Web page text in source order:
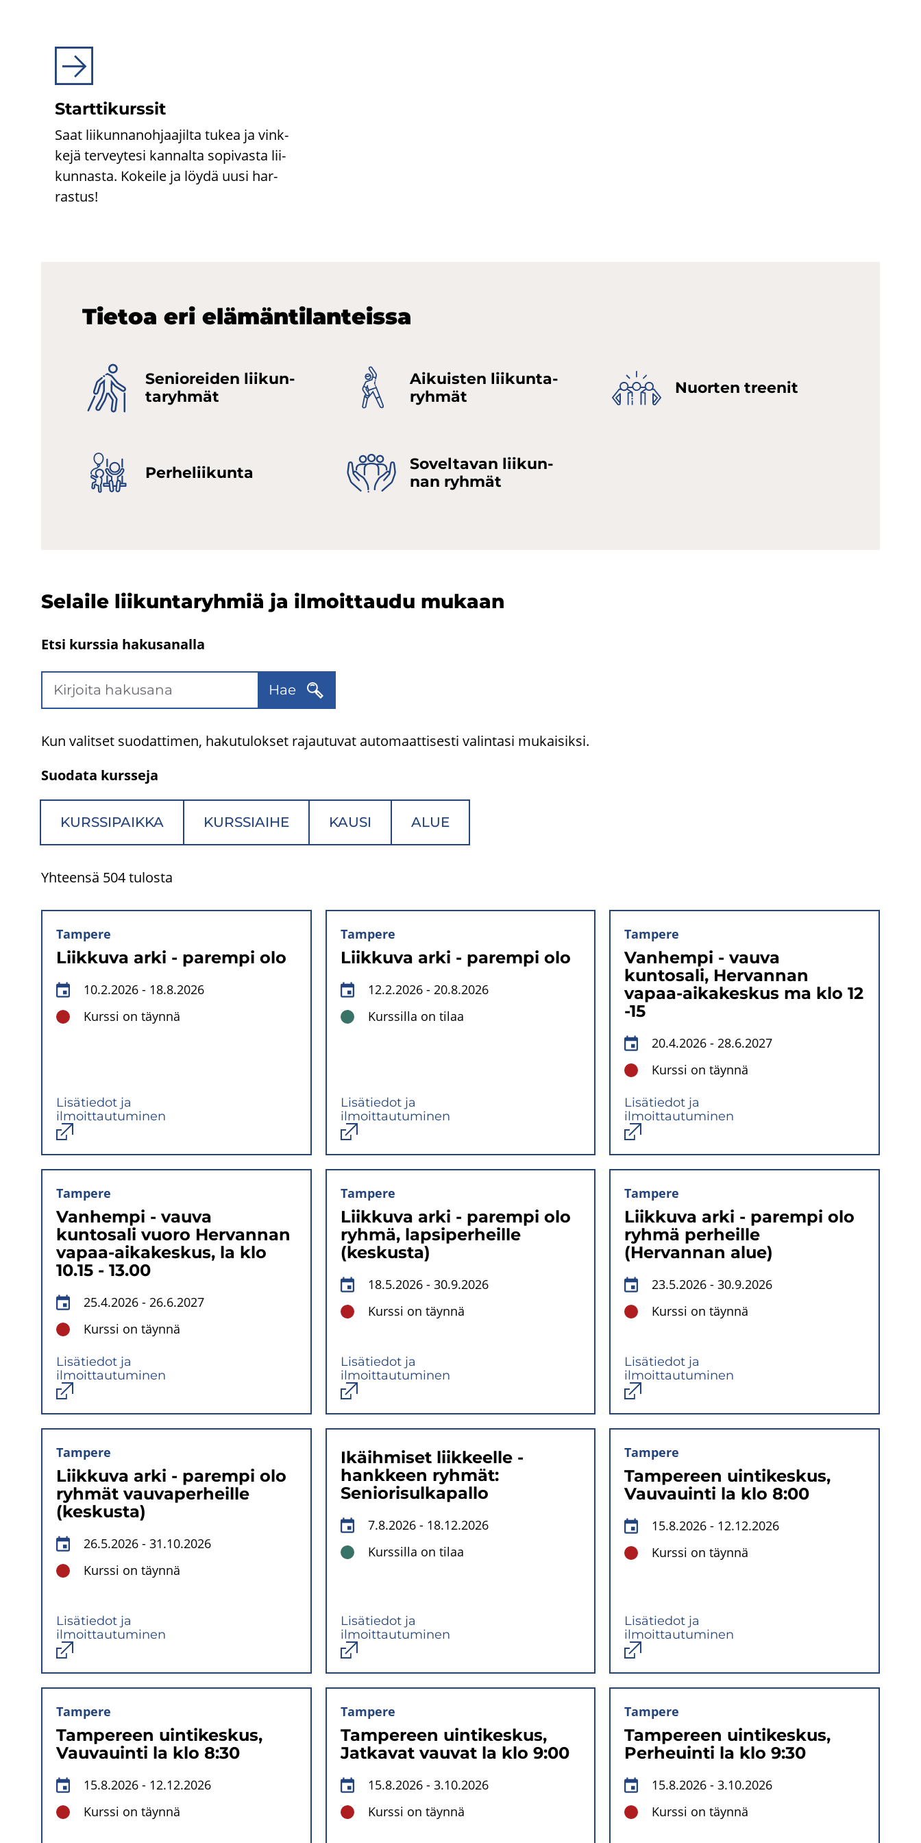
Start­ti­kurs­sit
Saat lii­kun­na­noh­jaa­jil­ta tukea ja vink­
ke­jä ter­vey­te­si kan­nal­ta so­pi­vas­ta lii­
kun­nas­ta. Ko­kei­le ja löydä uusi har­
ras­tus!
Tie­toa eri elä­män­ti­lan­teis­sa
Se­nio­rei­den lii­kun­
ta­ryh­mät
Ai­kuis­ten lii­kun­ta­
ryh­mät
Nuor­ten tree­nit
Per­he­lii­kun­ta
So­vel­ta­van lii­kun­
nan ryh­mät
Selaile liikuntaryhmiä ja ilmoittaudu mukaan
Etsi kurssia hakusanalla
Hae
Kun valitset suodattimen, hakutulokset rajautuvat automaattisesti valintasi mukaisiksi.
Suodata kursseja
KURSSIPAIKKA KURSSIAIHE KAUSI ALUE
Yhteensä 504 tulosta
Tampere
Liikkuva arki - parempi olo
10.2.2026 - 18.8.2026
Kurssi on täynnä
Lisätiedot ja
ilmoittautuminen
Avautuu
uuteen
ikkunaan
Tampere
Liikkuva arki - parempi olo
12.2.2026- 20.8.2026
Kurssilla on tilaa
Lisätiedot ja
ilmoittautuminen
Avautuu
uuteen
ikkunaan
Tampere
Vanhempi - vauva
kuntosali, Hervannan
vapaa-aikakeskus ma klo 12
-15
20.4.2026 -28.6.2027
Kurssi on täynnä
Lisätiedot ja
ilmoittautuminen
Avautuu
uuteen
ikkunaan
Tampere
Vanhempi - vauva
kuntosali vuoro Hervannan
vapaa-aikakeskus, la klo
10.15 - 13.00
25.4.2026 - 26.6.2027
Kurssi on täynnä
Lisätiedot ja
ilmoittautuminen
Avautuu
uuteen
ikkunaan
Tampere
Liikkuva arki - parempi olo
ryhmä, lapsiperheille
(keskusta)
18.5.2026- 30.9.2026
Kurssi on täynnä
Lisätiedot ja
ilmoittautuminen
Avautuu
uuteen
ikkunaan
Tampere
Liikkuva arki - parempi olo
ryhmä perheille
(Hervannan alue)
23.5.2026 -30.9.2026
Kurssi on täynnä
Lisätiedot ja
ilmoittautuminen
Avautuu
uuteen
ikkunaan
Tampere
Liikkuva arki - parempi olo
ryhmät vauvaperheille
(keskusta)
26.5.2026 - 31.10.2026
Kurssi on täynnä
Lisätiedot ja
ilmoittautuminen
Avautuu
uuteen
ikkunaan
Ikäihmiset liikkeelle -
hankkeen ryhmät:
Seniorisulkapallo
7.8.2026- 18.12.2026
Kurssilla on tilaa
Lisätiedot ja
ilmoittautuminen
Avautuu
uuteen
ikkunaan
Tampere
Tampereen uintikeskus,
Vauvauinti la klo 8:00
15.8.2026 - 12.12.2026
Kurssi on täynnä
Lisätiedot ja
ilmoittautuminen
Avautuu
uuteen
ikkunaan
Tampere
Tampereen uintikeskus,
Vauvauinti la klo 8:30
15.8.2026 - 12.12.2026
Kurssi on täynnä
Tampere
Tampereen uintikeskus,
Jatkavat vauvat la klo 9:00
15.8.2026- 3.10.2026
Kurssi on täynnä
Tampere
Tampereen uintikeskus,
Perheuinti la klo 9:30
15.8.2026 -3.10.2026
Kurssi on täynnä